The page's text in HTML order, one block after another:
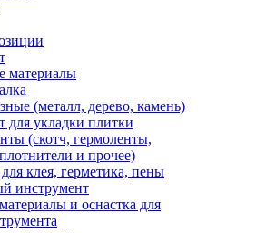
материалы
(металл, дерево, камень)
для укладки плитки
(скотч, гермоленты,
и прочее)
клея, герметика, пены
инструмент
и оснастка для